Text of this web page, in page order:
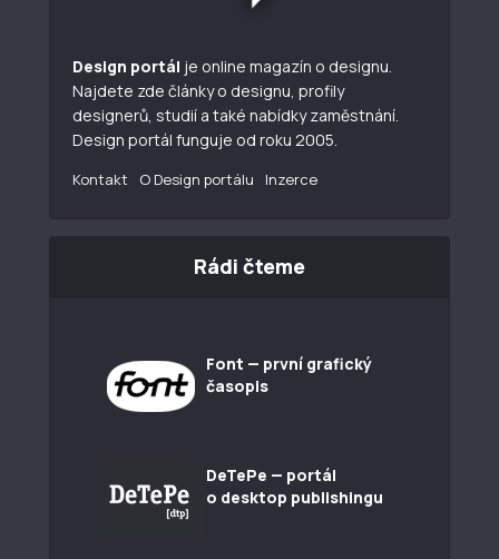
Design portál je online magazín o designu.
Najdete zde články o designu, profily
designerů, studií a také nabídky zaměstnání.
Design portál funguje od roku 2005.
Kontakt O Design portálu Inzerce
Rádi čteme
Font — první grafický
časopis
DeTePe — portál
o desktop publishingu